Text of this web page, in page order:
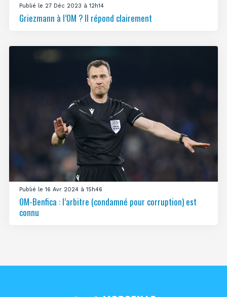
Publié le 27 Déc 2023 à 12h14
Griezmann à l’OM ? Il répond clairement
Publié le 16 Avr 2024 à 15h46
OM-Benfica : l’arbitre (condamné pour corruption) est
connu